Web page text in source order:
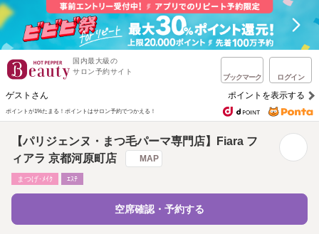
国内最大級の
サロン予約サイト
ブックマーク ログイン
ゲストさん ポイントを表示する
ポイントが1%たまる！ ポイントはサロン予約でつかえる！
【パリジェンヌ・まつ毛パーマ専門店】Fiara フ
ィアラ 京都河原町店
MAP
まつげ･ﾒｲｸ ｴｽﾃ
空席確認・予約する